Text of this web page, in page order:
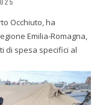
Occhiuto, ha
Emilia-Romagna,
di spesa specifici al